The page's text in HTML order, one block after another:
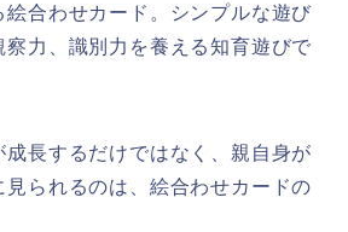
合わせカード。シンプルな遊び
察力、識別力を養える知育遊びで
長するだけではなく、親自身が
られるのは、絵合わせカードの